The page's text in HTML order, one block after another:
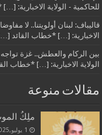
للحاكمية - الولاية الاخبارية:
قاليباف: لبنان أولويتنا.. لا
الاخبارية: […] *خطاب القائد
بين الركام والعطش.. غزة تواجه
الولاية الاخبارية: […] *خطاب
مقالات منوعة
ملِكُ
1 يوليو,2025